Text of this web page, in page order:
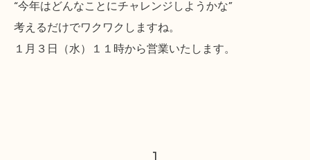
“今年はどんなことにチャレンジしようかな”
考えるだけでワクワクしますね。
１月３日（水）１１時から営業いたします。